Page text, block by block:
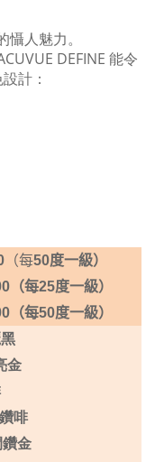
人魅力。
DEFINE 能令
計：
（每50度一級）
（每25度一級）
（每50度一級）
金
啡
金